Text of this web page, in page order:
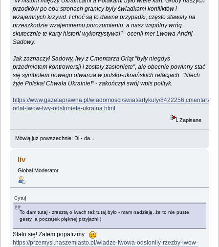
przodków po obu stronach granicy były świadkami konfliktów i
wzajemnych krzywd. I choć są to dawne przypadki, często stawały na
przeszkodzie wzajemnemu porozumieniu, a nasz wspólny wróg
skutecznie te karty historii wykorzystywał" - ocenił mer Lwowa Andrij
Sadowy.
Jak zaznaczył Sadowy, lwy z Cmentarza Orląt "były niegdyś
przedmiotem kontrowersji i zostały zasłonięte", ale obecnie powinny stać
się symbolem nowego otwarcia w polsko-ukraińskich relacjach. "Niech
żyje Polska! Chwała Ukrainie!" - zakończył swój wpis polityk.
https://www.gazetaprawna.pl/wiadomosci/swiat/artykuly/8422256,cmentarz-
orlat-lwow-lwy-odsloniete-ukraina.html
Zapisane
Mówią już powszechnie: Di - da...
liv
Global Moderator
Cytuj
To dam tutaj - zresztą o lwach też tutaj było - mam nadzieję, że to nie puste
gesty a początek pięknej przyjaźni;)
Stało się! Zatem popatrzmy
https://przemysl.naszemiasto.pl/wladze-lwowa-odslonily-rzezby-lwow-